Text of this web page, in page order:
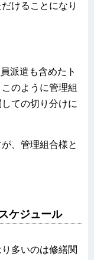
けることになり
派遣も含めたト
のように管理組
ての切り分けに
、管理組合様と
ケジュール
多いのは修繕関